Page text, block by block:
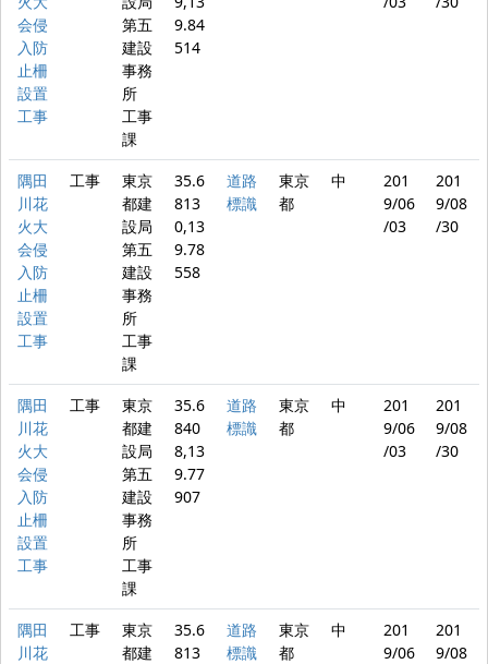
会侵
入防
止柵
設置
工事
第五
建設
事務
所
工事
課
9.84
514
隅田
川花
火大
会侵
入防
止柵
設置
工事
工事
東京
都建
設局
第五
建設
事務
所
工事
課
35.6
813
0,13
9.78
558
道路
標識
東京
都
中
201
9/06
/03
201
9/08
/30
隅田
川花
火大
会侵
入防
止柵
設置
工事
工事
東京
都建
設局
第五
建設
事務
所
工事
課
35.6
840
8,13
9.77
907
道路
標識
東京
都
中
201
9/06
/03
201
9/08
/30
隅田
川花
工事
東京
都建
35.6
813
道路
標識
東京
都
中
201
9/06
201
9/08